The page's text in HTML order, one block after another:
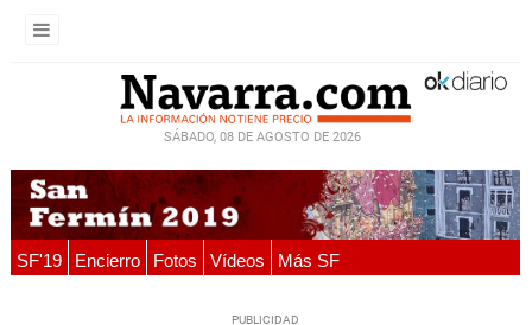
SÁBADO, 08 DE AGOSTO DE 2026
SF'19 Encierro Fotos Vídeos Más SF